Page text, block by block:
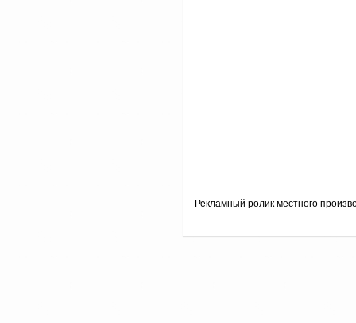
Рекламный ролик местного